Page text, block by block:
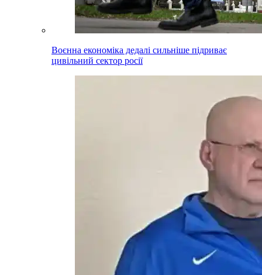
Воєнна економіка дедалі сильніше підриває
цивільний сектор росії